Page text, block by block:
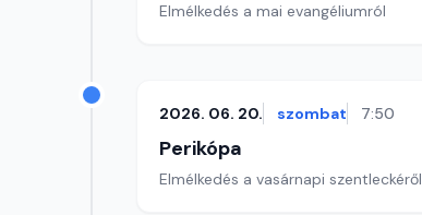
Elmélkedés a mai evangéliumról
2026. 06. 20. szombat 7:50
Perikópa
Elmélkedés a vasárnapi szentleckéről